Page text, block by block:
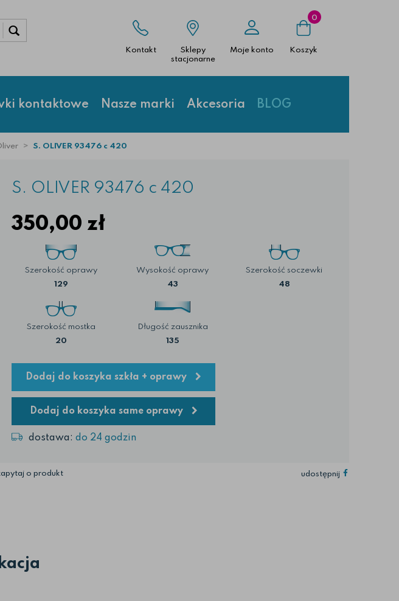
Kontakt
Sklepy
stacjonarne
Moje konto
0
Koszyk
kontaktowe Nasze marki Akcesoria BLOG
S. OLIVER 93476 c 420
S. OLIVER 93476 c 420
350,00 zł
Szerokość oprawy
129
Wysokość oprawy
43
Szerokość soczewki
48
Szerokość mostka
20
Długość zausznika
135
Dodaj do koszyka szkła + oprawy
Dodaj do koszyka same oprawy
dostawa: do 24 godzin
o produkt udostępnij